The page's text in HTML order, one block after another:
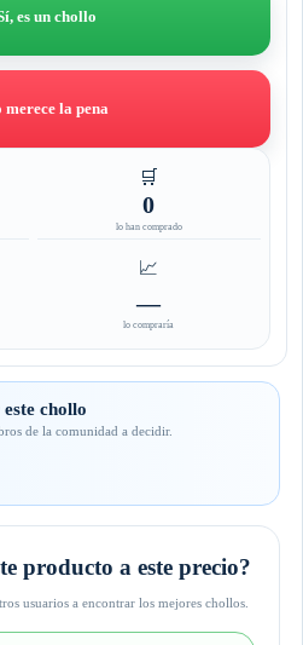
es un chollo
merece la pena
🛒
0
lo han comprado
📈
—
lo compraría
chollo
de la comunidad a decidir.
producto a este precio?
usuarios a encontrar los mejores chollos.